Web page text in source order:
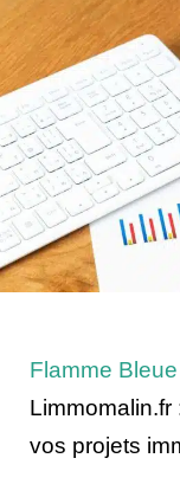
Flamme
Limmomalin.fr
vos projets